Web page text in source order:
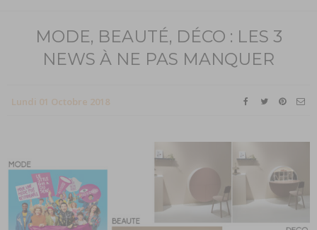
MODE, BEAUTÉ, DÉCO : LES 3
NEWS À NE PAS MANQUER
Lundi 01 Octobre 2018